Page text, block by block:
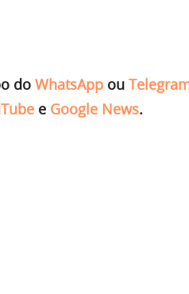
do WhatsApp ou
e Google News.